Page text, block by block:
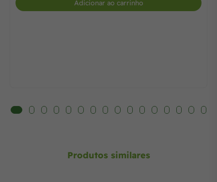
Adicionar ao carrinho
Produtos similares